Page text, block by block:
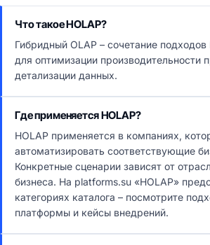
Что такое HOLAP?
Гибридный OLAP – сочетание подходов
для оптимизации производительности
детализации данных.
Где применяется HOLAP?
HOLAP применяется в компаниях,
автоматизировать соответствующие
Конкретные сценарии зависят от
бизнеса. На platforms.su «HOLAP»
категориях каталога – посмотрите
платформы и кейсы внедрений.